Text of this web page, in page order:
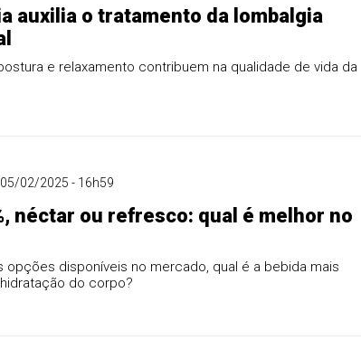
auxilia o tratamento da lombalgia
e relaxamento contribuem na qualidade de vida da
05/02/2025 - 16h59
néctar ou refresco: qual é melhor no
opções disponíveis no mercado, qual é a bebida mais
do corpo?